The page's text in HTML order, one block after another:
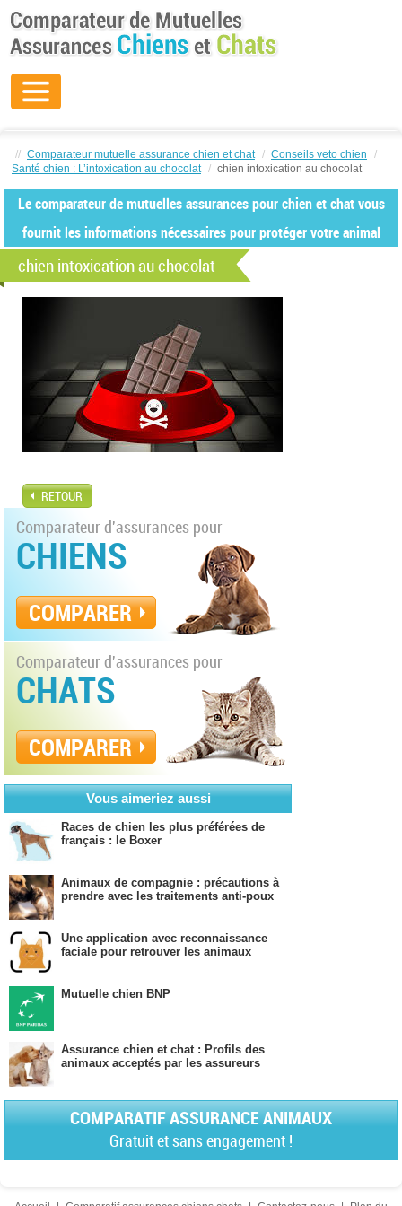
// Comparateur mutuelle assurance chien et chat / Conseils veto chien
/
Santé chien : L’intoxication au chocolat / chien intoxication au chocolat
Le comparateur de mutuelles assurances pour chien et chat vous
fournit les informations nécessaires pour protéger votre animal
chien intoxication au chocolat
RETOUR
Comparateur d'assurances pour
CHIENS
COMPARER
Comparateur d'assurances pour
CHATS
COMPARER
Vous aimeriez aussi
Races de chien les plus préférées de
français : le Boxer
Animaux de compagnie : précautions à
prendre avec les traitements anti-poux
Une application avec reconnaissance
faciale pour retrouver les animaux
Mutuelle chien BNP
Assurance chien et chat : Profils des
animaux acceptés par les assureurs
COMPARATIF ASSURANCE ANIMAUX
Gratuit et sans engagement !